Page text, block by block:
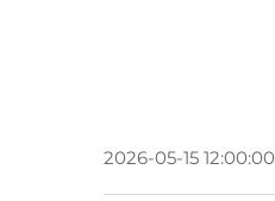
2026-05-15 12:00:00